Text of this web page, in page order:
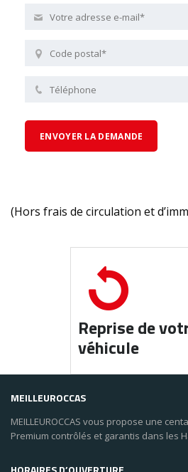
(Hors frais de circulation et
Reprise de
véhicule
MEILLEUROCCAS
MEILLEUROCCAS vous propose une
Premium contrôlés et garantis dans les